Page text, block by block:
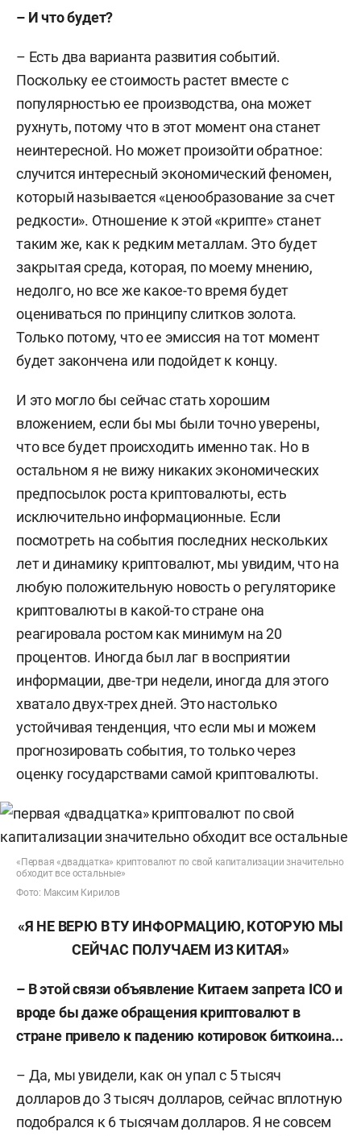
– И что будет?
– Есть два варианта развития событий.
Поскольку ее стоимость растет вместе с
популярностью ее производства, она может
рухнуть, потому что в этот момент она станет
неинтересной. Но может произойти обратное:
случится интересный экономический феномен,
который называется «ценообразование за счет
редкости». Отношение к этой «крипте» станет
таким же, как к редким металлам. Это будет
закрытая среда, которая, по моему мнению,
недолго, но все же какое-то время будет
оцениваться по принципу слитков золота.
Только потому, что ее эмиссия на тот момент
будет закончена или подойдет к концу.
И это могло бы сейчас стать хорошим
вложением, если бы мы были точно уверены,
что все будет происходить именно так. Но в
остальном я не вижу никаких экономических
предпосылок роста криптовалюты, есть
исключительно информационные. Если
посмотреть на события последних нескольких
лет и динамику криптовалют, мы увидим, что на
любую положительную новость о регуляторике
криптовалюты в какой-то стране она
реагировала ростом как минимум на 20
процентов. Иногда был лаг в восприятии
информации, две-три недели, иногда для этого
хватало двух-трех дней. Это настолько
устойчивая тенденция, что если мы и можем
прогнозировать события, то только через
оценку государствами самой криптовалюты.
«Первая «двадцатка» криптовалют по свой капитализации значительно
обходит все остальные»
Фото: Максим Кирилов
«Я НЕ ВЕРЮ В ТУ ИНФОРМАЦИЮ, КОТОРУЮ МЫ
СЕЙЧАС ПОЛУЧАЕМ ИЗ КИТАЯ»
– В этой связи объявление Китаем запрета ICO и
вроде бы даже обращения криптовалют в
стране привело к падению котировок биткоина...
– Да, мы увидели, как он упал с 5 тысяч
долларов до 3 тысяч долларов, сейчас вплотную
подобрался к 6 тысячам долларов. Я не совсем